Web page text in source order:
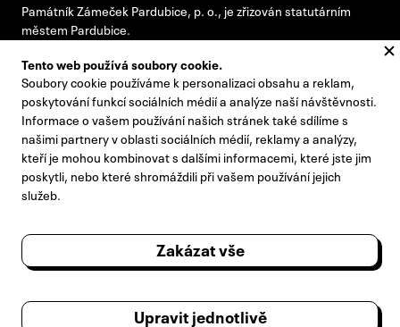
Památník Zámeček Pardubice, p. o., je zřizován statutárním
městem Pardubice.
#pamatnikzamecek
zamecek@zamecek-memorial.cz
+420 732 895 221
Kontakty
Pro novináře
Výroční zprávy
Poradní sbor ředitele
Tento web používá soubory cookie.
Soubory cookie používáme k personalizaci obsahu a reklam,
poskytování funkcí sociálních médií a analýze naší návštěvnosti.
Informace o vašem používání našich stránek také sdílíme s
našimi partnery v oblasti sociálních médií, reklamy a analýzy,
kteří je mohou kombinovat s dalšími informacemi, které jste jim
poskytli, nebo které shromáždili při vašem používání jejich
služeb.
Zakázat vše
Upravit jednotlivě